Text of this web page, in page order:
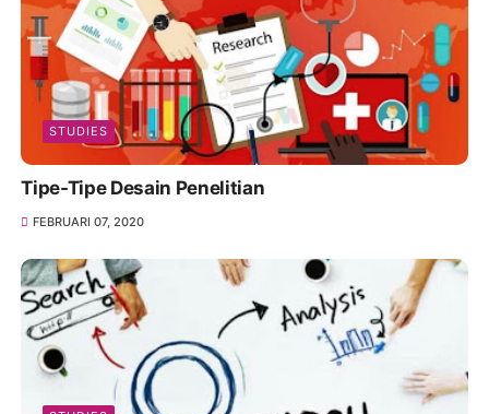
STUDIES
Tipe-Tipe Desain Penelitian
FEBRUARI 07, 2020